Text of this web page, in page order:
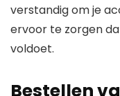
verstandig om je
ervoor te zorgen
voldoet.
Bestellen